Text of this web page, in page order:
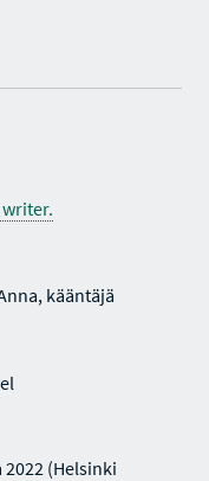
kääntäjä
2022 (Helsinki